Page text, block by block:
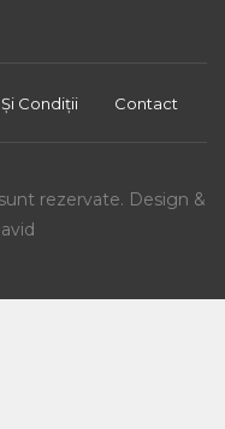
Condiții Contact
rezervate. Design &